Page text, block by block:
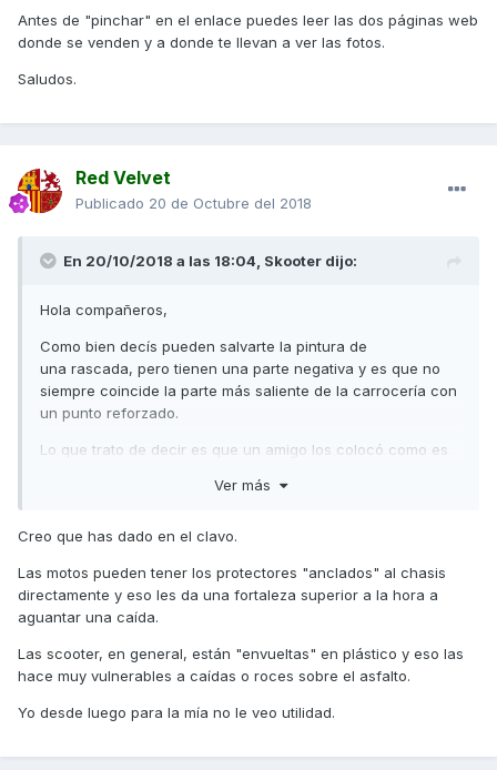
Antes de "pinchar" en el enlace puedes leer las dos páginas web
donde se venden y a donde te llevan a ver las fotos.
Saludos.
Red Velvet
Publicado 20 de Octubre del 2018
En 20/10/2018 a las 18:04, Skooter dijo:
Hola compañeros,
Como bien decís pueden salvarte la pintura de
una rascada, pero tienen una parte negativa y es que no
siempre coincide la parte más saliente de la carrocería con
un punto reforzado.
Lo que trato de decir es que un amigo los colocó como es
con el suelo, pero en esos puntos los plásticos no
protectores causaron la rotura de la carrocería al empujarla
Vamos, que fue peor el remedio que la enfermedad.
Ver más
Creo que has dado en el clavo.
Las motos pueden tener los protectores "anclados" al chasis
directamente y eso les da una fortaleza superior a la hora a
aguantar una caída.
Las scooter, en general, están "envueltas" en plástico y eso las
hace muy vulnerables a caídas o roces sobre el asfalto.
Yo desde luego para la mía no le veo utilidad.